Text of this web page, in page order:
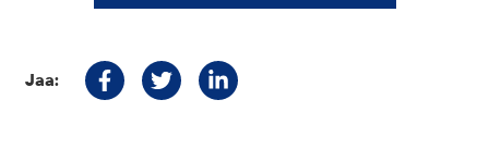
Jaa:
Jaa Facebookissa
Jaa TwitterissäJaa Linkedinissä